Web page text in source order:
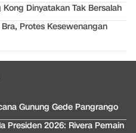
Dinyatakan Tak Bersalah
Protes Kesewenangan
Gunung Gede Pangrango
Presiden 2026: Rivera Pemain